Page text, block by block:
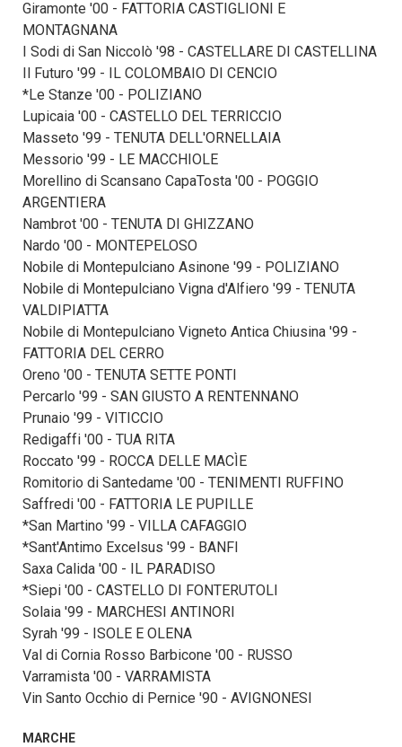
Giramonte '00 - FATTORIA CASTIGLIONI E
MONTAGNANA
I Sodi di San Niccolò '98 - CASTELLARE DI CASTELLINA
Il Futuro '99 - IL COLOMBAIO DI CENCIO
*Le Stanze '00 - POLIZIANO
Lupicaia '00 - CASTELLO DEL TERRICCIO
Masseto '99 - TENUTA DELL'ORNELLAIA
Messorio '99 - LE MACCHIOLE
Morellino di Scansano CapaTosta '00 - POGGIO
ARGENTIERA
Nambrot '00 - TENUTA DI GHIZZANO
Nardo '00 - MONTEPELOSO
Nobile di Montepulciano Asinone '99 - POLIZIANO
Nobile di Montepulciano Vigna d'Alfiero '99 - TENUTA
VALDIPIATTA
Nobile di Montepulciano Vigneto Antica Chiusina '99 -
FATTORIA DEL CERRO
Oreno '00 - TENUTA SETTE PONTI
Percarlo '99 - SAN GIUSTO A RENTENNANO
Prunaio '99 - VITICCIO
Redigaffi '00 - TUA RITA
Roccato '99 - ROCCA DELLE MACÌE
Romitorio di Santedame '00 - TENIMENTI RUFFINO
Saffredi '00 - FATTORIA LE PUPILLE
*San Martino '99 - VILLA CAFAGGIO
*Sant'Antimo Excelsus '99 - BANFI
Saxa Calida '00 - IL PARADISO
*Siepi '00 - CASTELLO DI FONTERUTOLI
Solaia '99 - MARCHESI ANTINORI
Syrah '99 - ISOLE E OLENA
Val di Cornia Rosso Barbicone '00 - RUSSO
Varramista '00 - VARRAMISTA
Vin Santo Occhio di Pernice '90 - AVIGNONESI
MARCHE